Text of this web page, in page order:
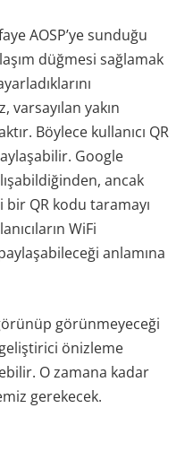
AOSP’ye sunduğu
düğmesi sağlamak
varsayılan yakın
Böylece kullanıcı QR
Google
ancak
QR kodu taramayı
WiFi
anlamına
görünmeyeceği
önizleme
O zamana kadar
gerekecek.